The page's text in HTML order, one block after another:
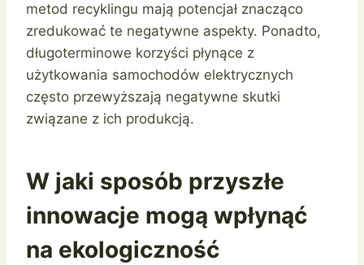
metod recyklingu mają potencjał znacząco
zredukować te negatywne aspekty. Ponadto,
długoterminowe korzyści płynące z
użytkowania samochodów elektrycznych
często przewyższają negatywne skutki
związane z ich produkcją.
W jaki sposób przyszłe
innowacje mogą wpłynąć
na ekologiczność